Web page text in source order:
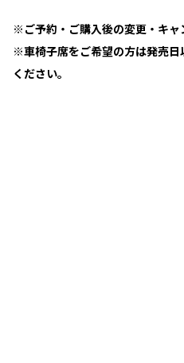
※ご予約・ご購入後の変更・キャ
※車椅子席をご希望の方は発売
ください。